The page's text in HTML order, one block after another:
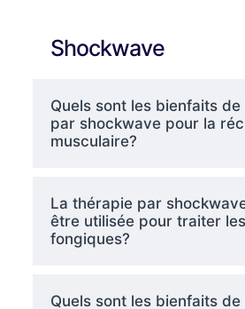
Shockwave
Quels sont les bienfaits
par shockwave pour la
musculaire?
La thérapie par
être utilisée pour traiter
fongiques?
Quels sont les bienfaits